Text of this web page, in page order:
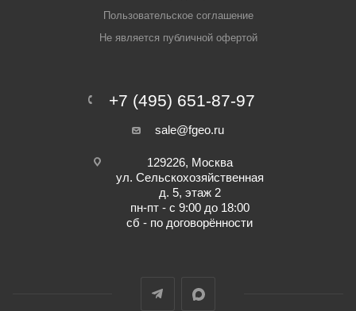
Пользовательское соглашение
Не является публичной офертой
+7 (495) 651-87-97
sale@fgeo.ru
129226, Москва
ул. Сельскохозяйственная
д. 5, этаж 2
пн-пт - с 9:00 до 18:00
сб - по договорённости